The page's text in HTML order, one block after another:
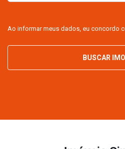
Ao informar meus dados, eu concordo
BUSCAR